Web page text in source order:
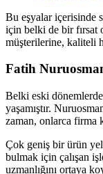
Bu eşyalar içerisinde
için belki de bir fırsat
müşterilerine, kaliteli
Fatih
Belki eski
yaşamıştır.
zaman, onlarca firma
Çok geniş bir ürün
bulmak için çalışan
uzmanlığını ortaya